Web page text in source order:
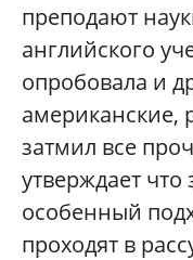
преподают
английского
опробовала и
американские,
затмил все
утверждает
особенный
проходят в